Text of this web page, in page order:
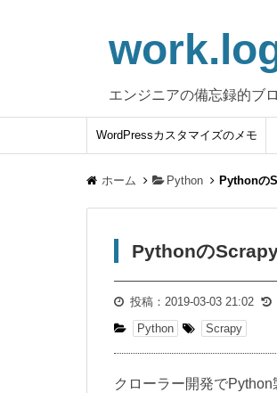
エンジニアの備忘録的ブ
WordPressカスタマイズのメモ
ホーム Python Pythonの
Pythonの
投稿： 2019-03-03 21:02
Python
Scrapy
クローラー開発で